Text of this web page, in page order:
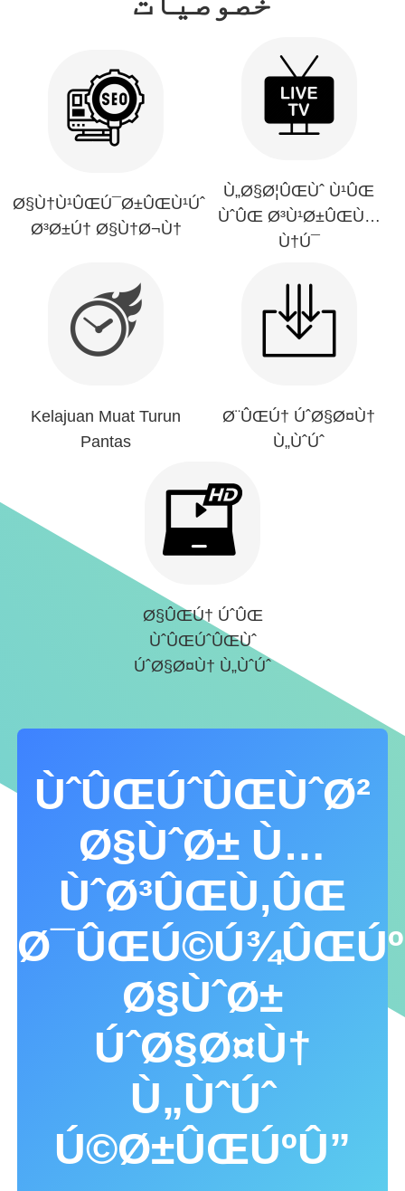
Ø§Ù†Ù¹ÛŒÚ¯Ø±ÛŒÙ¹Úˆ
Ø³Ø±Ú† Ø§Ù†Ø¬Ù†
Ù„Ø§Ø¦ÛŒÙˆ Ù¹ÛŒ
ÙˆÛŒ Ø³Ù¹Ø±ÛŒÙ…
Ù†Ú¯
Kelajuan Muat Turun
Pantas
Ø¨ÛŒÚ† ÚˆØ§Ø¤Ù†
Ù„ÙˆÚˆ
Ø§ÛŒÚ† ÚˆÛŒ
ÙˆÛŒÚˆÛŒÙˆ
ÚˆØ§Ø¤Ù† Ù„ÙˆÚˆ
ÙˆÛŒÚˆÛŒÙˆØ²
Ø§ÙˆØ± Ù…
ÙˆØ³ÛŒÙ‚ÛŒ
Ø¯ÛŒÚ©Ú¾ÛŒÚº
Ø§ÙˆØ±
ÚˆØ§Ø¤Ù†
Ù„ÙˆÚˆ
Ú©Ø±ÛŒÚºÛ”